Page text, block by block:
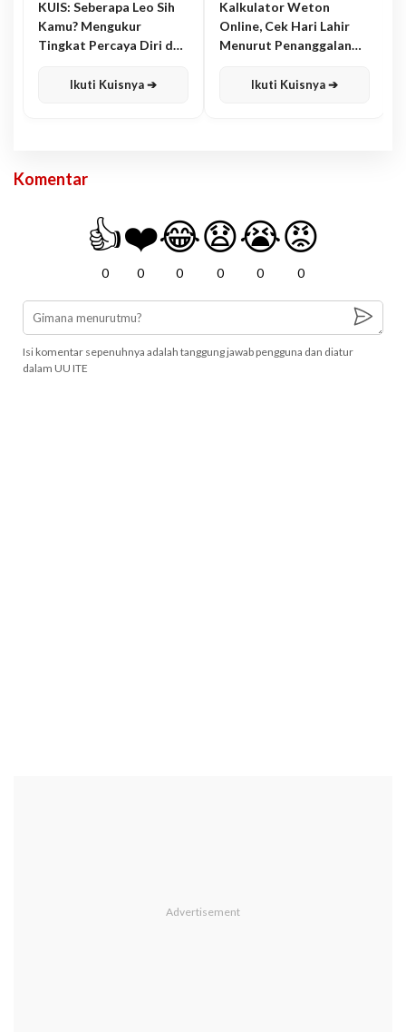
KUIS: Seberapa Leo Sih
Kamu? Mengukur
Tingkat Percaya Diri dan
Ikuti Kuisnya ➔
Kalkulator Weton
Online, Cek Hari Lahir
Menurut Penanggalan
Ikuti Kuisnya ➔
Komentar
👍
0
❤️
0
😂
0
😧
0
😭
0
😡
0
Isi komentar sepenuhnya adalah tanggung jawab pengguna dan diatur
dalam UU ITE